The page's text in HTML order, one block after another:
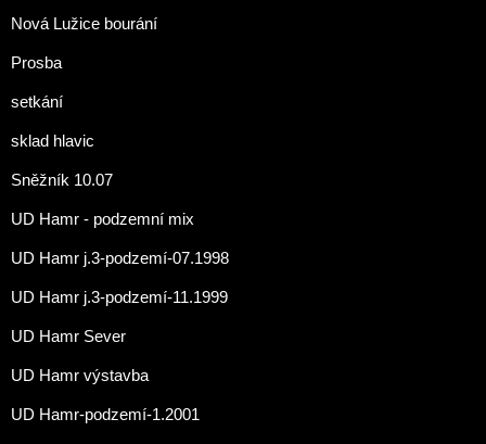
Nová Lužice bourání
Prosba
setkání
sklad hlavic
Sněžník 10.07
UD Hamr - podzemní mix
UD Hamr j.3-podzemí-07.1998
UD Hamr j.3-podzemí-11.1999
UD Hamr Sever
UD Hamr výstavba
UD Hamr-podzemí-1.2001